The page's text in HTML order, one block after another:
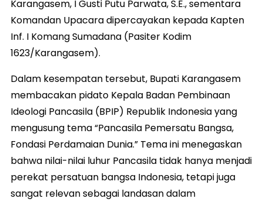
Karangasem, I Gusti Putu Parwata, S.E., sementara
Komandan Upacara dipercayakan kepada Kapten
Inf. I Komang Sumadana (Pasiter Kodim
1623/Karangasem).
​Dalam kesempatan tersebut, Bupati Karangasem
membacakan pidato Kepala Badan Pembinaan
Ideologi Pancasila (BPIP) Republik Indonesia yang
mengusung tema “Pancasila Pemersatu Bangsa,
Fondasi Perdamaian Dunia.” Tema ini menegaskan
bahwa nilai-nilai luhur Pancasila tidak hanya menjadi
perekat persatuan bangsa Indonesia, tetapi juga
sangat relevan sebagai landasan dalam